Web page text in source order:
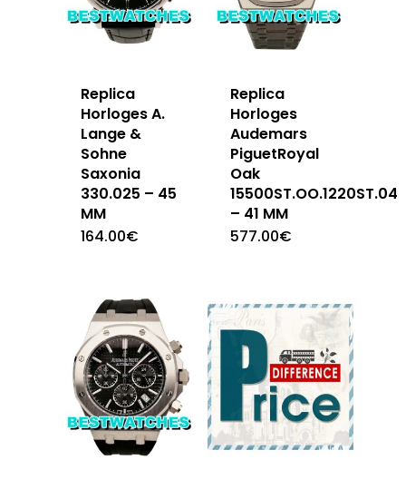
Replica
Horloges A.
Lange &
Sohne
Saxonia
330.025 – 45
MM
164.00€
Replica
Horloges
Audemars
PiguetRoyal
Oak
15500ST.OO.1220ST.04
– 41 MM
577.00€